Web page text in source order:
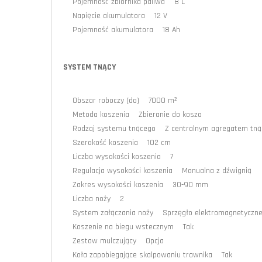
Napięcie akumulatora 12 V
Pojemność akumulatora 18 Ah
SYSTEM TNĄCY
Obszar roboczy (do) 7000 m²
Metoda koszenia Zbieranie do kosza
Rodzaj systemu tnącego Z centralnym agregatem
Szerokość koszenia 102 cm
Liczba wysokości koszenia 7
Regulacja wysokości koszenia Manualna z dźwignią
Zakres wysokości koszenia 30-90 mm
Liczba noży 2
System załączania noży Sprzęgło elektromagnetyczne
Koszenie na biegu wstecznym Tak
Zestaw mulczujący Opcja
Koła zapobiegające skalpowaniu trawnika Tak